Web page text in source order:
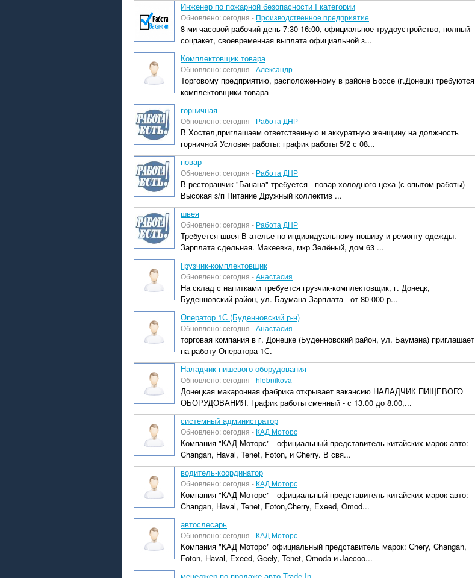
Инженер по пожарной безопасности I категории
Обновлено: сегодня - Производственное предприятие
8-ми часовой рабочий день 7:30-16:00, официальное трудоустройство, полный
соцпакет, своевременная выплата официальной з...
Комплектовщик товара
Обновлено: сегодня -Александр
Торговому предприятию, расположенному в районе Боссе (г.Донецк) требуются
комплектовщики товара
горничная
Обновлено: сегодня - Работа ДНР
В Хостел,приглашаем ответственную и аккуратную женщину на должность
горничной Условия работы: график работы 5/2 с 08...
повар
Обновлено: сегодня - Работа ДНР
В ресторанчик "Банана" требуется - повар холодного цеха (с опытом работы)
Высокая з/п Питание Дружный коллектив ...
швея
Обновлено: сегодня - Работа ДНР
Требуется швея В ателье по индивидуальному пошиву и ремонту одежды.
Зарплата сдельная. Макеевка, мкр Зелёный, дом 63 ...
Грузчик-комплектовщик
Обновлено: сегодня -Анастасия
На склад с напитками требуется грузчик-комплектовщик, г. Донецк,
Буденновский район, ул. Баумана Зарплата - от 80 000 р...
Оператор 1С (Буденновский р-н)
Обновлено: сегодня -Анастасия
торговая компания в г. Донецке (Буденновский район, ул. Баумана) приглашает
на работу Оператора 1С.
Наладчик пишевого оборудования
Обновлено: сегодня -hlebnikova
Донецкая макаронная фабрика открывает вакансию НАЛАДЧИК ПИЩЕВОГО
ОБОРУДОВАНИЯ. График работы сменный - с 13.00 до 8.00,...
системный администратор
Обновлено: сегодня - КАД Моторс
Компания "КАД Моторс" - официальный представитель китайских марок авто:
Changan, Haval, Tenet, Foton, и Cherry. В свя...
водитель-координатор
Обновлено: сегодня - КАД Моторс
Компания "КАД Моторс" - официальный представитель китайских марок авто:
Changan, Haval, Tenet, Foton,Cherry, Exeed, Omod...
автослесарь
Обновлено: сегодня - КАД Моторс
Компания "КАД Моторс" официальный представитель марок: Сhery, Changan,
Foton, Haval, Exeed, Geely, Tenet, Omoda и Jaecoo...